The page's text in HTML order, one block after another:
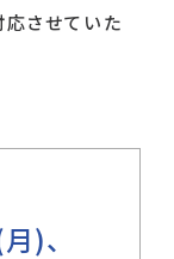
させていた
)、